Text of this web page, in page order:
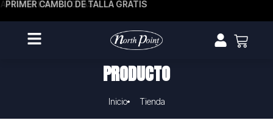
HASTA EN 3 CUOTAS
PRIMER CAMBIO DE TALLA GRATIS
PRODUCTO
Inicio Tienda